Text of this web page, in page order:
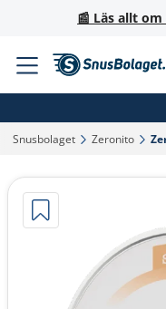
📰 Läs allt
Snusbolaget‎ Zeronito‎